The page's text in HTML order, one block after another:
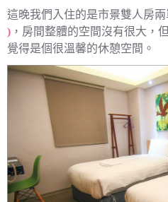
這晚我們入住的是市景雙人房
) ，房間整體的空間沒有很大，
覺得是個很溫馨的休憩空間。